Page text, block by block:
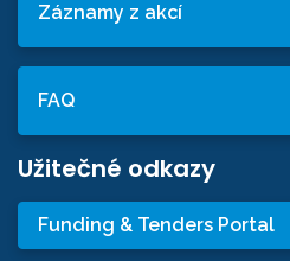
Záznamy z akcí
FAQ
Užitečné odkazy
Funding & Tenders Portal